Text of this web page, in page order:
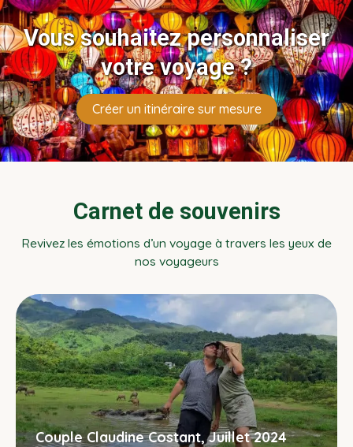
Vous souhaitez personnaliser
votre voyage ?
Créer un itinéraire sur mesure
Carnet de souvenirs
Revivez les émotions d’un voyage à travers les yeux de
nos voyageurs
Couple Claudine Costant, Juillet 2024